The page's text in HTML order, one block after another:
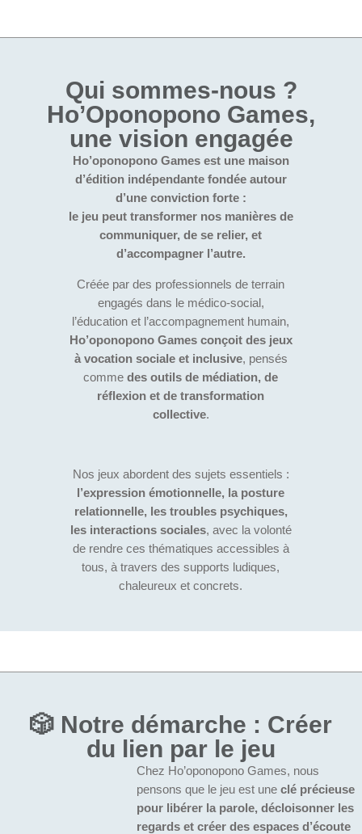
Qui sommes-nous ?
Ho’Oponopono Games,
une vision engagée
Ho’oponopono Games est une maison
d’édition indépendante fondée autour
d’une conviction forte :
le jeu peut transformer nos manières de
communiquer, de se relier, et
d’accompagner l’autre.
Créée par des professionnels de terrain
engagés dans le médico-social,
l’éducation et l’accompagnement humain,
Ho’oponopono Games conçoit des jeux
à vocation sociale et inclusive, pensés
commedes outils de médiation, de
réflexion et de transformation
collective.
Nos jeux abordent des sujets essentiels :
l’expression émotionnelle, la posture
relationnelle, les troubles psychiques,
les interactions sociales, avec la volonté
de rendre ces thématiques accessibles à
tous, à travers des supports ludiques,
chaleureux et concrets.
🎲 Notre démarche : Créer
du lien par le jeu
Chez Ho’oponopono Games, nous
pensons que le jeu est uneclé précieuse
pour libérer la parole, décloisonner les
regards et créer des espaces d’écoute